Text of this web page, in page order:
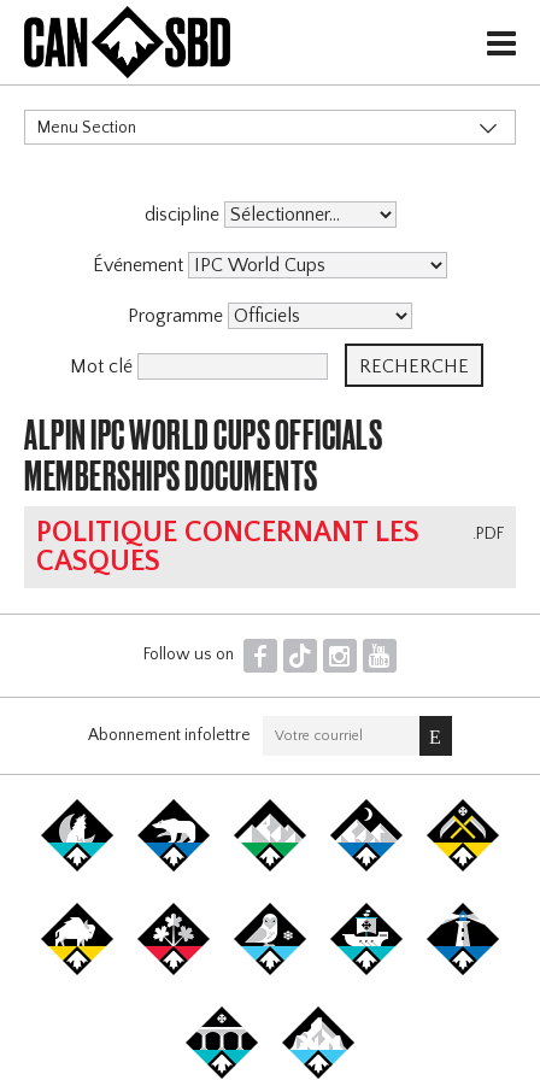
H
Menu Section
discipline
Événement
Programme
Mot clé
ALPIN IPC WORLD CUPS OFFICIALS
MEMBERSHIPS DOCUMENTS
.PDF
POLITIQUE CONCERNANT LES
CASQUES
Follow us on F T I Y
Abonnement infolettre